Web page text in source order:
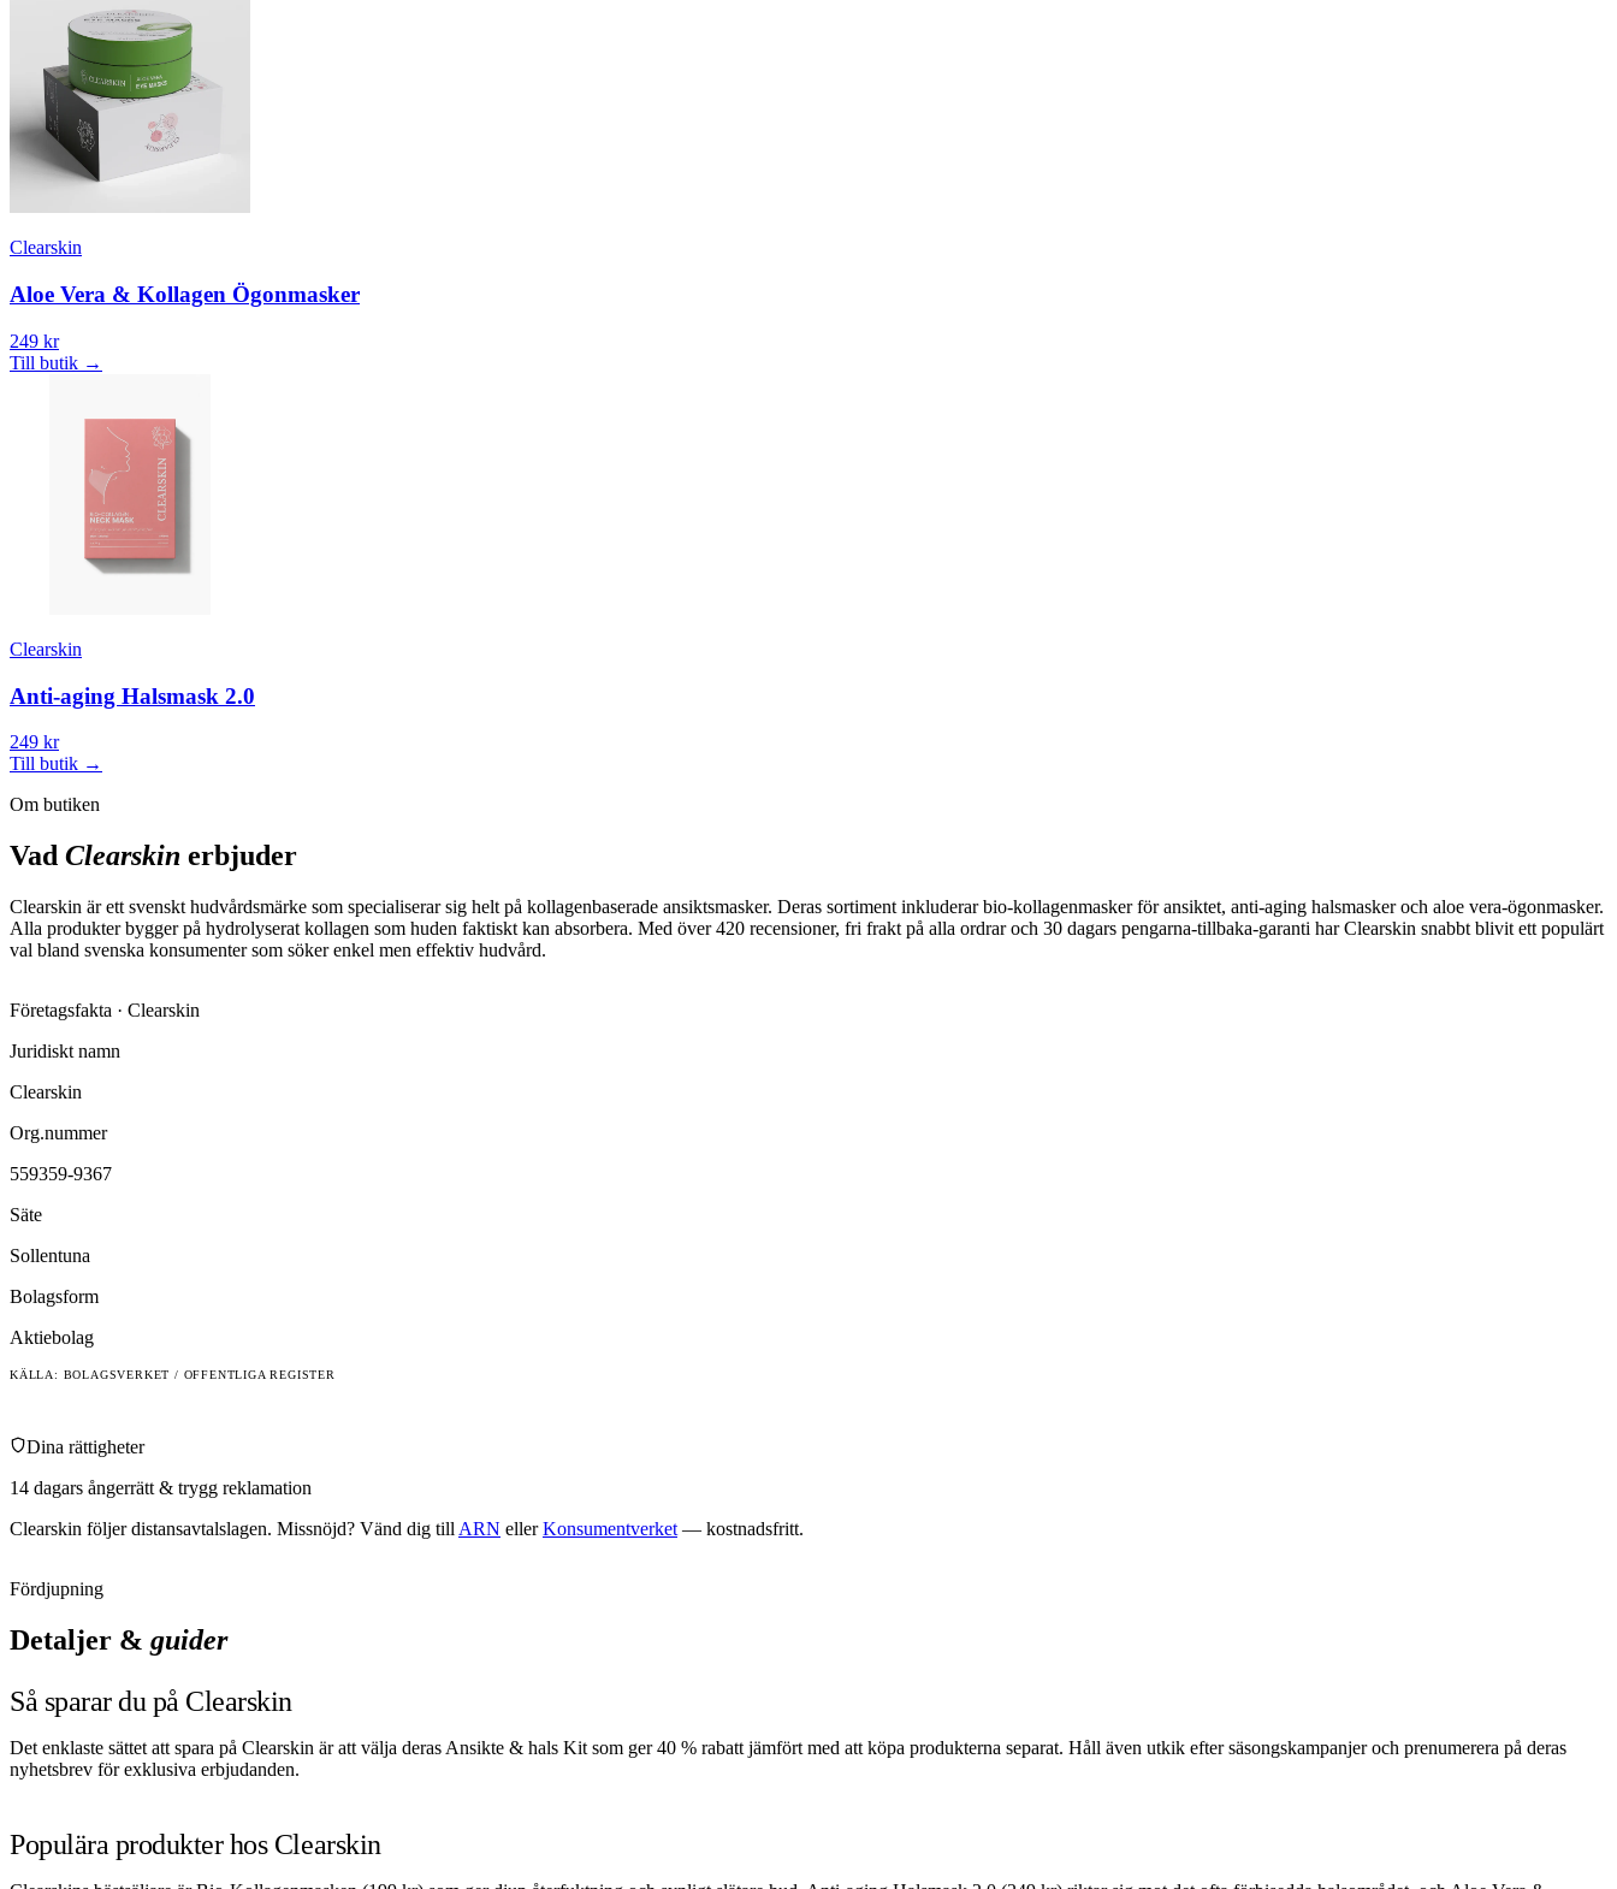
Clearskin
Aloe Vera & Kollagen Ögonmasker
249 kr
Till butik →
Clearskin
Anti-aging Halsmask 2.0
249 kr
Till butik →
Om butiken
Vad Clearskin erbjuder
Clearskin är ett svenskt hudvårdsmärke som specialiserar sig helt på kollagenbaserade ansiktsmasker. Deras sortiment inkluderar bio-kollagenmasker för ansiktet, anti-aging halsmasker och aloe vera-ögonmasker.
Alla produkter bygger på hydrolyserat kollagen som huden faktiskt kan absorbera. Med över 420 recensioner, fri frakt på alla ordrar och 30 dagars pengarna-tillbaka-garanti har Clearskin snabbt blivit ett populärt
val bland svenska konsumenter som söker enkel men effektiv hudvård.
Företagsfakta · Clearskin
Juridiskt namn
Clearskin
Org.nummer
559359-9367
Säte
Sollentuna
Bolagsform
Aktiebolag
KÄLLA: BOLAGSVERKET / OFFENTLIGA REGISTER
Dina rättigheter
14 dagars ångerrätt & trygg reklamation
Clearskin följer distansavtalslagen. Missnöjd? Vänd dig till ARN eller Konsumentverket — kostnadsfritt.
Fördjupning
Detaljer & guider
Så sparar du på Clearskin
Det enklaste sättet att spara på Clearskin är att välja deras Ansikte & hals Kit som ger 40 % rabatt jämfört med att köpa produkterna separat. Håll även utkik efter säsongskampanjer och prenumerera på deras
nyhetsbrev för exklusiva erbjudanden.
Populära produkter hos Clearskin